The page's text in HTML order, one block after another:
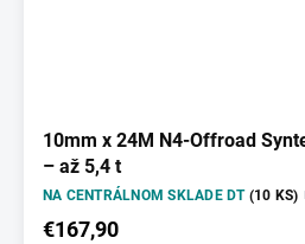
10mm x 24M N4-Offroad
– až 5,4 t
NA CENTRÁLNOM SKLADE DT (10 KS)
€167,90